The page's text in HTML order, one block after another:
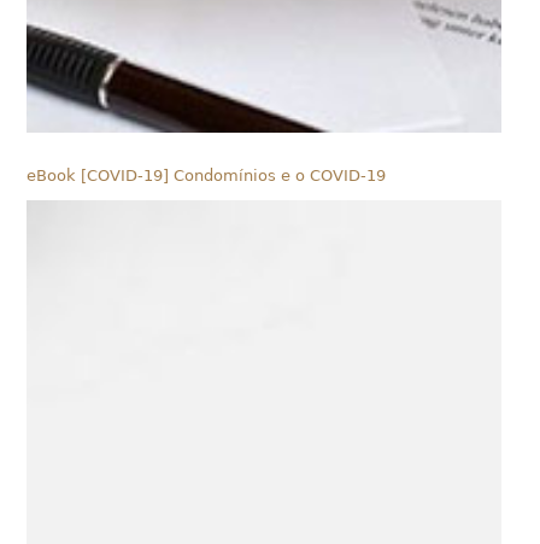
eBook [COVID-19] Condomínios e o COVID-19